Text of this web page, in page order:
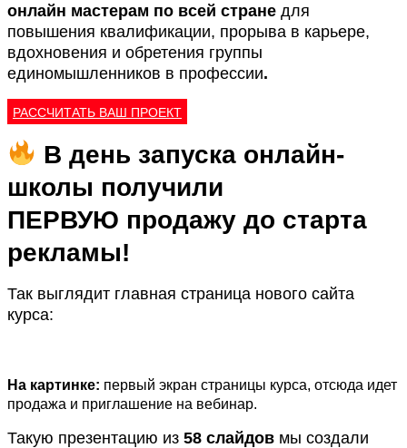
онлайн мастерам по всей стране для
повышения квалификации, прорыва в карьере,
вдохновения и обретения группы
единомышленников в профессии.
РАССЧИТАТЬ ВАШ ПРОЕКТ
В день запуска онлайн-
школы получили
ПЕРВУЮ продажу до старта
рекламы!
Так выглядит главная страница нового сайта
курса:
На картинке: первый экран страницы курса, отсюда идет
продажа и приглашение на вебинар.
Такую презентацию из 58 слайдов мы создали